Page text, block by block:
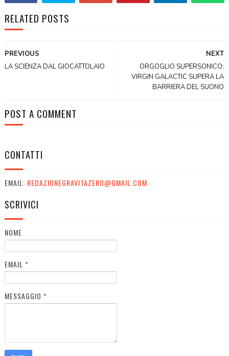
RELATED POSTS
NEXT
ORGOGLIO SUPERSONICO:
VIRGIN GALACTIC SUPERA LA
BARRIERA DEL SUONO
PREVIOUS
LA SCIENZA DAL GIOCATTOLAIO
POST A COMMENT
CONTATTI
EMAIL: REDAZIONEGRAVITAZERO@GMAIL.COM
SCRIVICI
NOME
EMAIL *
MESSAGGIO *